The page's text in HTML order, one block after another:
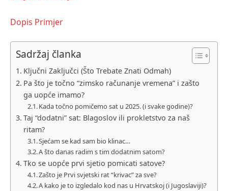
Dopis Primjer
Sadržaj članka
Ključni Zaključci (Što Trebate Znati Odmah)
Pa što je točno “zimsko računanje vremena” i zašto
ga uopće imamo?
Kada točno pomičemo sat u 2025. (i svake godine)?
Taj “dodatni” sat: Blagoslov ili prokletstvo za naš
ritam?
Sjećam se kad sam bio klinac…
A što danas radim s tim dodatnim satom?
Tko se uopće prvi sjetio pomicati satove?
Zašto je Prvi svjetski rat “krivac” za sve?
A kako je to izgledalo kod nas u Hrvatskoj (i Jugoslaviji)?